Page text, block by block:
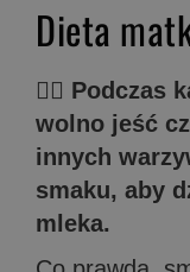
Dieta
🤦‍♀️ Podczas
wolno jeść
innych
smaku, aby
mleka.